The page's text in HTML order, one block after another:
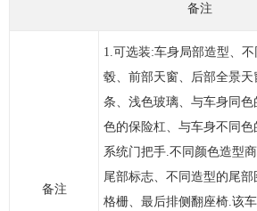
备注
备注
1.可选装:车身局部造型、
毂、前部天窗、后部全景
条、浅色玻璃、与车身同
色的保险杠、与车身不同色
系统门把手.不同颜色造型
尾部标志、不同造型的尾
格栅、最后排侧翻座椅.该